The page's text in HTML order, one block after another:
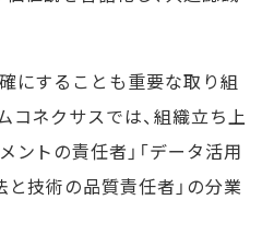
にすることも重要な取り組
コネクサスでは、組織立ち上
ントの責任者」「データ活用
と技術の品質責任者」の分業